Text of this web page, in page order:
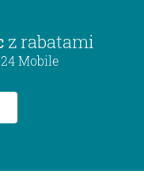
z rabatami
Mobile